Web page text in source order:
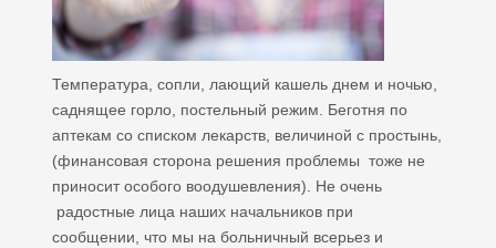
Температура, сопли, лающий кашель днем и ночью,
саднящее горло, постельный режим. Беготня по
аптекам со списком лекарств, величиной с простынь,
(финансовая сторона решения проблемы тоже не
приносит особого воодушевления). Не очень
радостные лица наших начальников при
сообщении, что мы на больничный всерьез и